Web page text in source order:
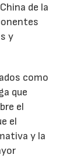
de la
y
como
que
el
el
y la